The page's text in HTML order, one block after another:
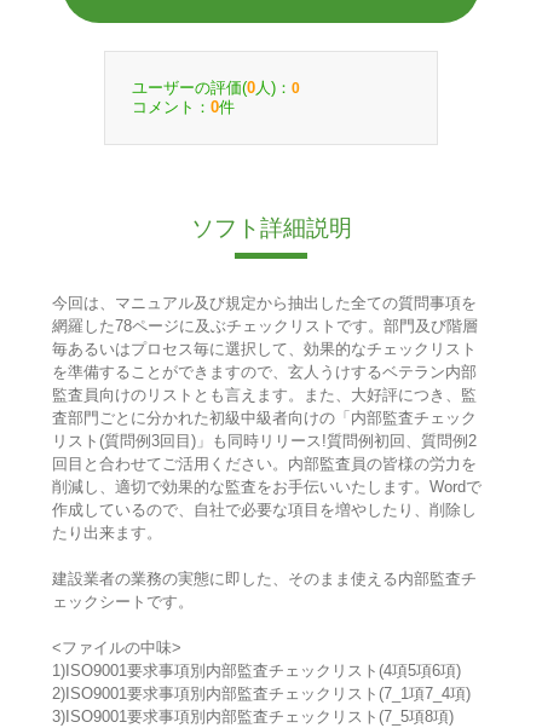
ユーザーの評価(0 人)： 0
コメント： 0件
ソフト詳細説明
今回は、マニュアル及び規定から抽出した全ての質問事項を
網羅した78ページに及ぶチェックリストです。部門及び階層
毎あるいはプロセス毎に選択して、効果的なチェックリスト
を準備することができますので、玄人うけするベテラン内部
監査員向けのリストとも言えます。また、大好評につき、監
査部門ごとに分かれた初級中級者向けの「内部監査チェック
リスト(質問例3回目)」も同時リリース!質問例初回、質問例2
回目と合わせてご活用ください。内部監査員の皆様の労力を
削減し、適切で効果的な監査をお手伝いいたします。Wordで
作成しているので、自社で必要な項目を増やしたり、削除し
たり出来ます。
建設業者の業務の実態に即した、そのまま使える内部監査チ
ェックシートです。
<ファイルの中味>
1)ISO9001要求事項別内部監査チェックリスト(4項5項6項)
2)ISO9001要求事項別内部監査チェックリスト(7_1項7_4項)
3)ISO9001要求事項別内部監査チェックリスト(7_5項8項)